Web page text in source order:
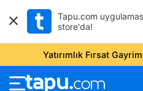
Tapu.com
store'da!
Yatırımlık Fırsat